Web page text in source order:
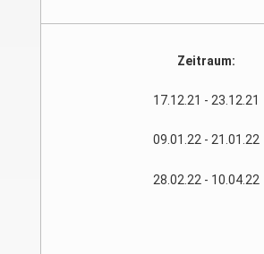
Zeitraum:
17.12.21 - 23.12.21
09.01.22 - 21.01.22
28.02.22 - 10.04.22